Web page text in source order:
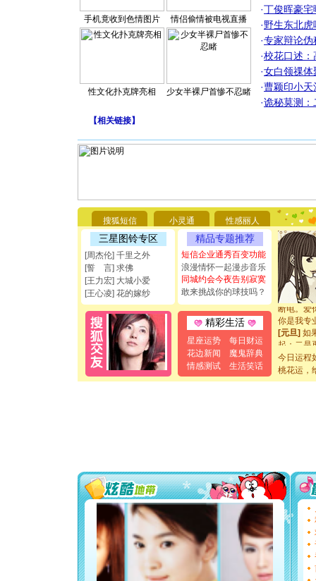
手机竟收到色情图片 情侣偷情被电视直播
性文化扑克牌亮相 少女半裸尸首惨不忍睹
·丁俊晖豪
·野生东北
·专家辩论伪
·校花口述：
·女白领祼体
·曹颖印小天
·诡秘莫测：
【相关链接】
搜狐短信 小灵通 性感丽人
三星图铃专区
[周杰伦] 千里之外
[誓 言] 求佛
[王力宏] 大城小爱
[王心凌] 花的嫁纱
精品专题推荐
短信企业通秀百变功能
浪漫情怀一起漫步音乐
同城约会今夜告别寂寞
敢来挑战你的球技吗？
精彩生活
星座运势
每日财运
花边新闻
魔鬼辞典
情感测试
生活笑话
你太多，
要平安
[圣诞节]
能正大光
都要快乐
[圣诞节]
如意,快
[元旦]看
断电。爱
你是我专
[元旦] 如
起；二是
离。水晶
[元旦]当
泣，这痛
[圣诞节]
你太多
要平安
[圣诞节]
能正大
都要快乐
[圣诞节]
如意,快
[元旦]
看
今日运程
桃花运，